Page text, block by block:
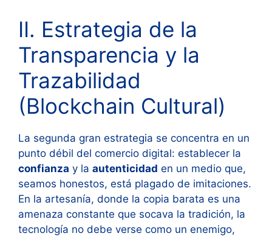
II. Estrategia de la
Transparencia y la
Trazabilidad
(Blockchain Cultural)
La segunda gran estrategia se concentra en un
punto débil del comercio digital: establecer la
confianza y la autenticidad en un medio que,
seamos honestos, está plagado de imitaciones.
En la artesanía, donde la copia barata es una
amenaza constante que socava la tradición, la
tecnología no debe verse como un enemigo,